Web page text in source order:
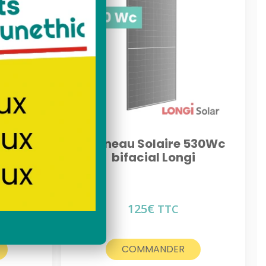
Panneau Solaire 530Wc
bifacial Longi
125€ TTC
COMMANDER